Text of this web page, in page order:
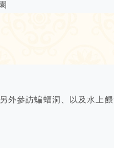
外參訪蝙蝠洞、以及水上